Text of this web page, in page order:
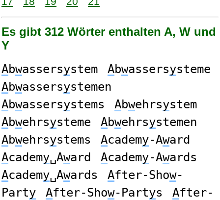
Es gibt 312 Wörter enthalten A, W und
Y
Abwassersystem Abwassersysteme
Abwassersystemen
Abwassersystems Abwehrsystem
Abwehrsysteme Abwehrsystemen
Abwehrsystems Academy-Award
Academy␣Award Academy-Awards
Academy␣Awards After-Show-
Party After-Show-Partys After-